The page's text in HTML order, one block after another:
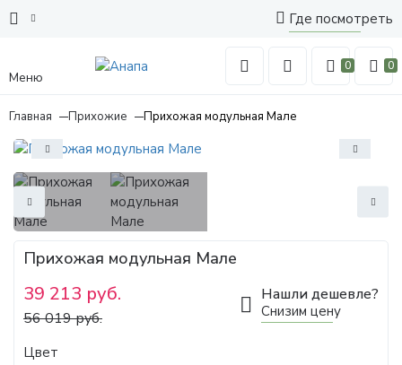
Где посмотреть
Меню
0 0
Главная Прихожие Прихожая модульная Мале
Прихожая модульная Мале
39 213 руб.
56 019 руб.
Нашли дешевле?
Снизим цену
Цвет